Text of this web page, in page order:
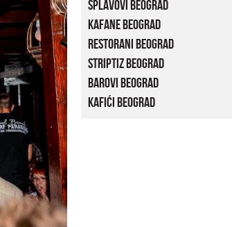
Splavovi Beograd
Kafane Beograd
Restorani Beograd
Striptiz Beograd
Barovi Beograd
Kafići Beograd